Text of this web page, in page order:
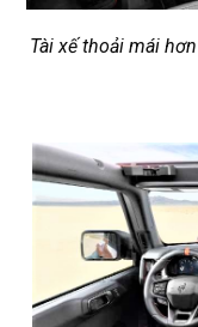
Tài xế thoải mái